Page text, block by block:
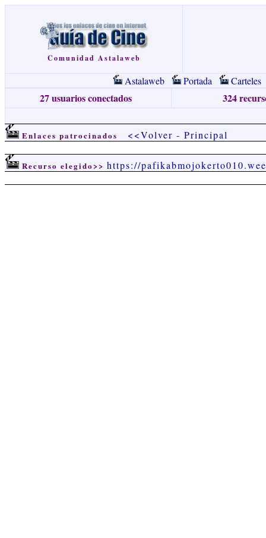
Comunidad Astalaweb
Astalaweb Portada Carteles
27 usuarios conectados 324
Enlaces patrocinados <<Volver - Principal
Recurso elegido>> https://